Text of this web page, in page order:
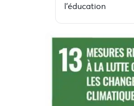
l’éducation